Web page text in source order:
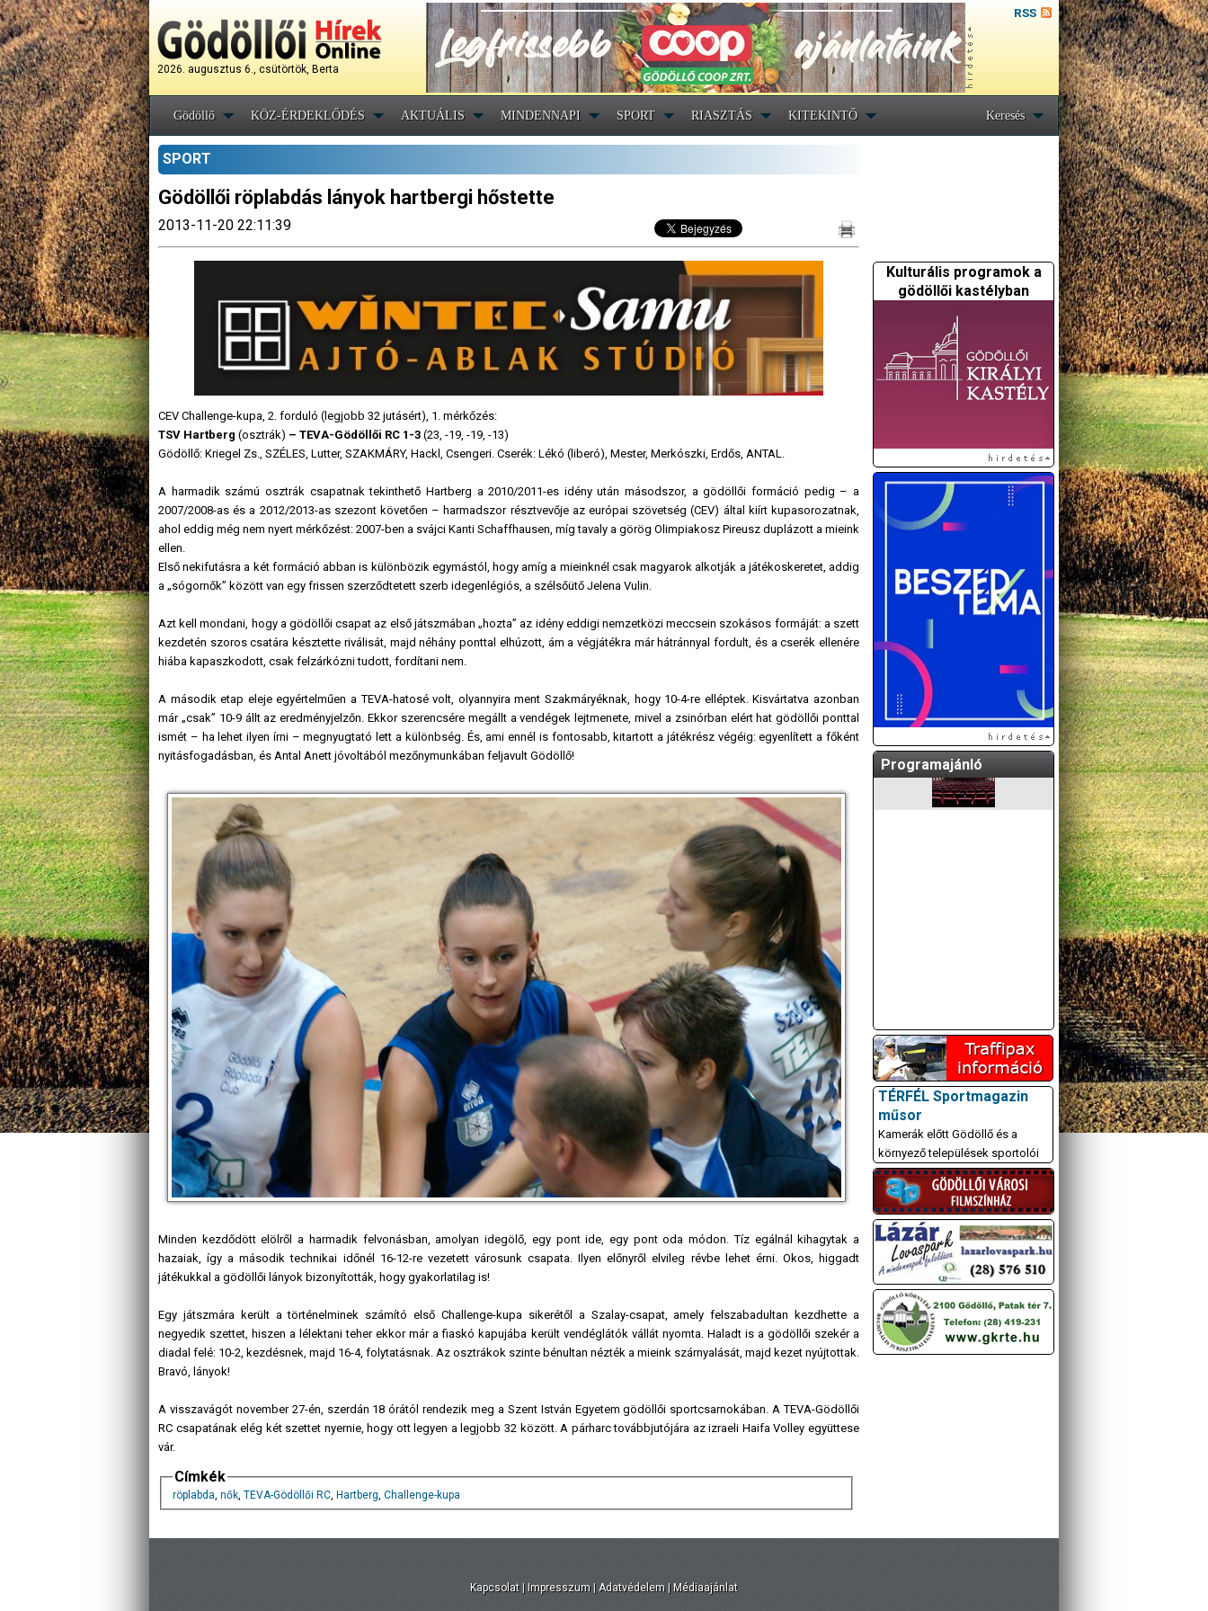
2026. augusztus 6., csütörtök, Berta
RSS
Gödöllő KÖZ-ÉRDEKLŐDÉS AKTUÁLIS MINDENNAPI SPORT RIASZTÁS KITEKINTŐ Keresés
SPORT
Gödöllői röplabdás lányok hartbergi hőstette
2013-11-20 22:11:39
CEV Challenge-kupa, 2. forduló (legjobb 32 jutásért), 1. mérkőzés:
TSV Hartberg (osztrák) – TEVA-Gödöllői RC 1-3 (23, -19, -19, -13)
Gödöllő: Kriegel Zs., SZÉLES, Lutter, SZAKMÁRY, Hackl, Csengeri. Cserék: Lékó (liberó), Mester, Merkószki, Erdős, ANTAL.
A harmadik számú osztrák csapatnak tekinthető Hartberg a 2010/2011-es idény után másodszor, a gödöllői formáció pedig – a
2007/2008-as és a 2012/2013-as szezont követően – harmadszor résztvevője az európai szövetség (CEV) által kiírt kupasorozatnak,
ahol eddig még nem nyert mérkőzést: 2007-ben a svájci Kanti Schaffhausen, míg tavaly a görög Olimpiakosz Pireusz duplázott a mieink
ellen.
Első nekifutásra a két formáció abban is különbözik egymástól, hogy amíg a mieinknél csak magyarok alkotják a játékoskeretet, addig
a „sógornők” között van egy frissen szerződtetett szerb idegenlégiós, a szélsőütő Jelena Vulin.
Azt kell mondani, hogy a gödöllői csapat az első játszmában „hozta” az idény eddigi nemzetközi meccsein szokásos formáját: a szett
kezdetén szoros csatára késztette riválisát, majd néhány ponttal elhúzott, ám a végjátékra már hátránnyal fordult, és a cserék ellenére
hiába kapaszkodott, csak felzárkózni tudott, fordítani nem.
A második etap eleje egyértelműen a TEVA-hatosé volt, olyannyira ment Szakmáryéknak, hogy 10-4-re elléptek. Kisvártatva azonban
már „csak” 10-9 állt az eredményjelzőn. Ekkor szerencsére megállt a vendégek lejtmenete, mivel a zsinórban elért hat gödöllői ponttal
ismét – ha lehet ilyen írni – megnyugtató lett a különbség. És, ami ennél is fontosabb, kitartott a játékrész végéig: egyenlített a főként
nyitásfogadásban, és Antal Anett jóvoltából mezőnymunkában feljavult Gödöllő!
Minden kezdődött elölről a harmadik felvonásban, amolyan idegölő, egy pont ide, egy pont oda módon. Tíz egálnál kihagytak a
hazaiak, így a második technikai időnél 16-12-re vezetett városunk csapata. Ilyen előnyről elvileg révbe lehet érni. Okos, higgadt
játékukkal a gödöllői lányok bizonyították, hogy gyakorlatilag is!
Egy játszmára került a történelminek számító első Challenge-kupa sikerétől a Szalay-csapat, amely felszabadultan kezdhette a
negyedik szettet, hiszen a lélektani teher ekkor már a fiaskó kapujába került vendéglátók vállát nyomta. Haladt is a gödöllői szekér a
diadal felé: 10-2, kezdésnek, majd 16-4, folytatásnak. Az osztrákok szinte bénultan nézték a mieink szárnyalását, majd kezet nyújtottak.
Bravó, lányok!
A visszavágót november 27-én, szerdán 18 órától rendezik meg a Szent István Egyetem gödöllői sportcsarnokában. A TEVA-Gödöllői
RC csapatának elég két szettet nyernie, hogy ott legyen a legjobb 32 között. A párharc továbbjutójára az izraeli Haifa Volley együttese
vár.
Címkék
röplabda, nők, TEVA-Gödöllői RC, Hartberg, Challenge-kupa
Kulturális programok a
gödöllői kastélyban
Programajánló
A GÖDÖLLŐI ÉS
KULTURÁLIS- ÉS
SPORTPROGRAMOKAT
KÖZÖSSÉGI
OLDALUNKON TESSZÜK
KÖZZÉ!
TÉRFÉL Sportmagazin
műsor
Kamerák előtt Gödöllő és a
környező települések sportolói
Kapcsolat | Impresszum | Adatvédelem | Médiaajánlat